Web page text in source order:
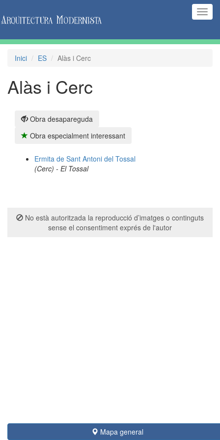
Inici ES Alàs i Cerc
Alàs i Cerc
Obra desapareguda
Obra especialment interessant
Ermita de Sant Antoni del Tossal
(Cerc) - El Tossal
Mapa general
No està autoritzada la reproducció d’imatges o continguts
sense el consentiment exprés de l'autor